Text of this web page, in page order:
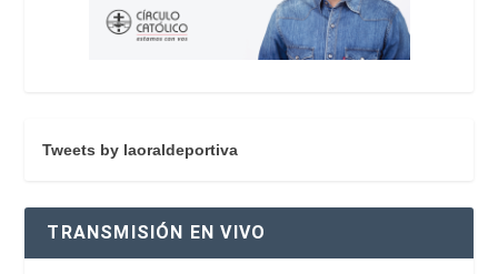
Tweets by laoraldeportiva
TRANSMISIÓN EN VIVO